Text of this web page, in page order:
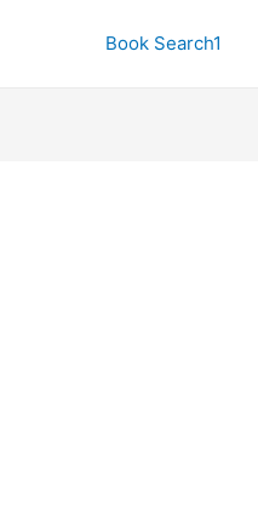
Book Search1